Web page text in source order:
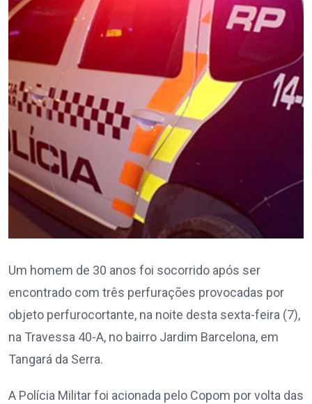
Um homem de 30 anos foi socorrido após ser
encontrado com três perfurações provocadas por
objeto perfurocortante, na noite desta sexta-feira (7),
na Travessa 40-A, no bairro Jardim Barcelona, em
Tangará da Serra.
A Polícia Militar foi acionada pelo Copom por volta das